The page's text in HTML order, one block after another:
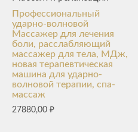
Профессиональный
ударно-волновой
Массажер для лечения
боли, расслабляющий
массажер для тела, МДж,
новая терапевтическая
машина для ударно-
волновой терапии, спа-
массаж
27880,00 ₽